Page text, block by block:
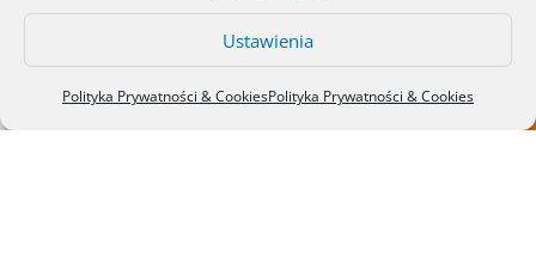
Ustawienia
Polityka Prywatności & CookiesPolityka Prywatności & Cookies

Rezerwacja ONLINE
Cennik usług
dermestetica

Jak do nas dojechać
apa dojazdu